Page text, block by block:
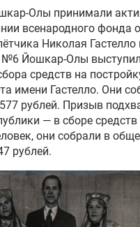
Олы принимали
всенародного фонда
Николая
Йошкар-Олы
средств на
имени Гастелло. Они
рублей. Призыв
— в сборе
они собрали в
рублей.